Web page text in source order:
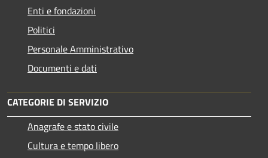
Enti e fondazioni
Politici
Personale Amministrativo
Documenti e dati
CATEGORIE DI SERVIZIO
Anagrafe e stato civile
Cultura e tempo libero